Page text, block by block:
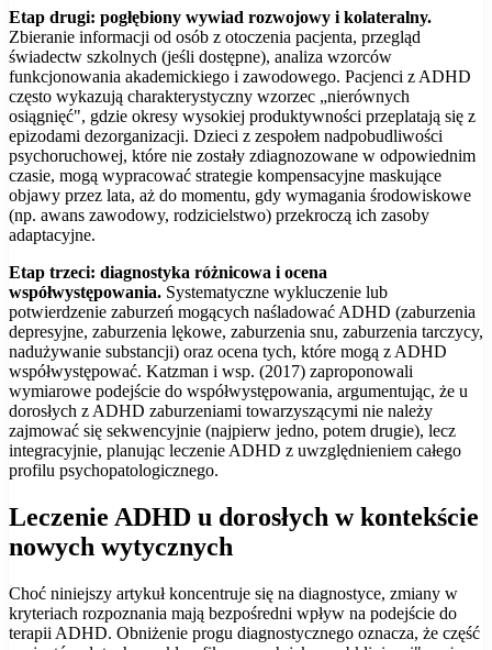
Etap drugi: pogłębiony wywiad rozwojowy i kolateralny.
Zbieranie informacji od osób z otoczenia pacjenta, przegląd
świadectw szkolnych (jeśli dostępne), analiza wzorców
funkcjonowania akademickiego i zawodowego. Pacjenci z ADHD
często wykazują charakterystyczny wzorzec „nierównych
osiągnięć", gdzie okresy wysokiej produktywności przeplatają się z
epizodami dezorganizacji. Dzieci z zespołem nadpobudliwości
psychoruchowej, które nie zostały zdiagnozowane w odpowiednim
czasie, mogą wypracować strategie kompensacyjne maskujące
objawy przez lata, aż do momentu, gdy wymagania środowiskowe
(np. awans zawodowy, rodzicielstwo) przekroczą ich zasoby
adaptacyjne.
Etap trzeci: diagnostyka różnicowa i ocena
współwystępowania. Systematyczne wykluczenie lub
potwierdzenie zaburzeń mogących naśladować ADHD (zaburzenia
depresyjne, zaburzenia lękowe, zaburzenia snu, zaburzenia tarczycy,
nadużywanie substancji) oraz ocena tych, które mogą z ADHD
współwystępować. Katzman i wsp. (2017) zaproponowali
wymiarowe podejście do współwystępowania, argumentując, że u
dorosłych z ADHD zaburzeniami towarzyszącymi nie należy
zajmować się sekwencyjnie (najpierw jedno, potem drugie), lecz
integracyjnie, planując leczenie ADHD z uwzględnieniem całego
profilu psychopatologicznego.
Leczenie ADHD u dorosłych w kontekście
nowych wytycznych
Choć niniejszy artykuł koncentruje się na diagnostyce, zmiany w
kryteriach rozpoznania mają bezpośredni wpływ na podejście do
terapii ADHD. Obniżenie progu diagnostycznego oznacza, że część